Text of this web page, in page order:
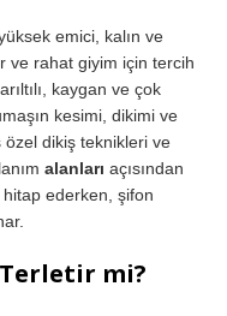
emici, kalın ve
ve rahat giyim için tercih
kaygan ve çok
kesimi, dikimi ve
özel dikiş teknikleri ve
alanları açısından
ederken, şifon
Terletir mi?